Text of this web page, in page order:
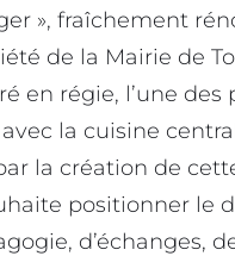
», fraîchement
de la Mairie de
en régie, l’une des
la cuisine
la création de
positionner le
d’échanges,